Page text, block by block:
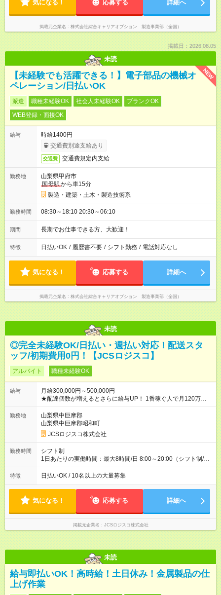
気になる！ 応募する 詳細へ
掲載元企業名 株式会社綜合キャリアオプション 製造事業部（全国）
掲載日：2026.08.05
未読
NEW
【未経験でも活躍できる！】電子部品の機械オ
ペレーション/日払いOK
派遣 職種未経験OK 社会人未経験OK
ブランクOK
WEB登録・面接OK
給与
時給1400円
交通費別途支給あり
交通費 交通費規定内支給
勤務地
山梨県甲府市
国母駅から車15分
製造・建築・土木・製造技術系
勤務時間 08:30～18:10 20:30～06:10
期間 長期でお仕事できる方、大歓迎！
特徴 日払いOK / 履歴書不要 / シフト勤務 / 電話対応なし
気になる！ 応募する 詳細へ
掲載元企業名 株式会社綜合キャリアオプション 製造事業部（全国）
未読
◎完全未経験OK/日払い・週払い対応！配送スタ
ッフ/初期費用0円！【JCSロジスコ】
アルバイト 職種未経験OK
給与
月給300,000円～500,000円
★配達個数が増えるとさらに給与UP！ 1番稼ぐ人で月120万ほ
ど！ ・主要都市エリア 月収55万円／週5日稼働 月収65万~112
万円／週6日稼働 ・地方郊外エリア 月収40万円／週5日稼働 月
収40万円~50万円／週6日稼働 ＜モデルイメージ＞ ■月収50万
円 (27歳男性/江東区在住)※元建築関係 1日150個配達×25日勤務
(日休み) ■月収80万円(43歳男性/墨田区在住)※元営業 1日200個
勤務地
山梨県中巨摩郡
山梨県中巨摩郡昭和町
JCSロジスコ株式会社
勤務時間
シフト制
1日あたりの実働時間：最大8時間/日 8:00～20:00（シフト制/実
働8時間） ※週5日勤務（場所次第では週4も有り） ※配達状況に
よって時間外での勤務可能性有り ※案件により多少の前後あり
特徴 日払いOK / 10名以上の大量募集
気になる！ 応募する 詳細へ
掲載元企業名 JCSロジスコ株式会社
未読
給与即払いOK！高時給！土日休み！金属製品の仕
上げ作業